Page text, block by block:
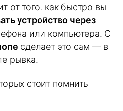
от того, как быстро вы
устройство через
или компьютера. С
сделает это сам — в
рывка.
стоит помнить